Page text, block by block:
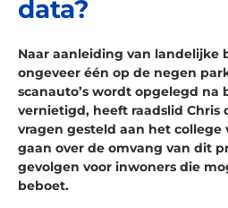
data?
Naar aanleiding van landelijke
ongeveer één op de negen
scanauto’s wordt opgelegd na
vernietigd, heeft raadslid Chris
vragen gesteld aan het college
gaan over de omvang van dit
gevolgen voor inwoners die
beboet.